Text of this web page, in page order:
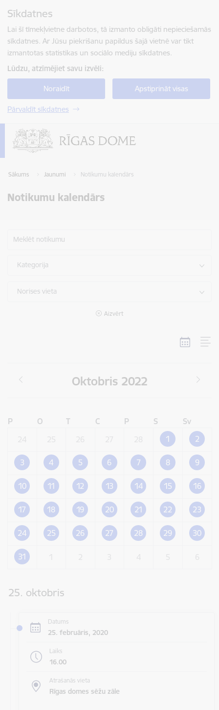
Sīkdatnes
Lai šī tīmekļvietne darbotos, tā izmanto obligāti nepieciešamās
sīkdatnes. Ar Jūsu piekrišanu papildus šajā vietnē var tikt
izmantotas statistikas un sociālo mediju sīkdatnes.
Lūdzu, atzīmējiet savu izvēli:
Noraidīt Apstiprināt visas
Pārvaldīt sīkdatnes
Sākums Jaunumi Notikumu kalendārs
Notikumu kalendārs
Meklēt notikumu
Kategorija
Norises vieta
Aizvērt
Oktobris 2022
P O T C P S
Sv
1 2
3 4 5 6 7 8 9
10 11 12 13 14 15 16
17 18 19 20 21 22 23
24 25 26 27 28 29 30
31
25. oktobris
Datums
25. februāris, 2020
Laiks
16.00
Atrašanās vieta
Rīgas domes sēžu zāle